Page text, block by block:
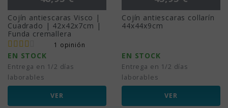
Cojín antiescaras Visco |
Cuadrado | 42x42x7cm |
Funda cremallera
1 opinión
EN STOCK
Entrega en 1/2 días
laborables
VER
Cojín antiescaras collarín
44x44x9cm
EN STOCK
Entrega en 1/2 días
laborables
VER